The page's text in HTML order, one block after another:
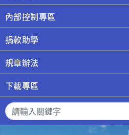
內部控制專區
捐款助學
規章辦法
下載專區